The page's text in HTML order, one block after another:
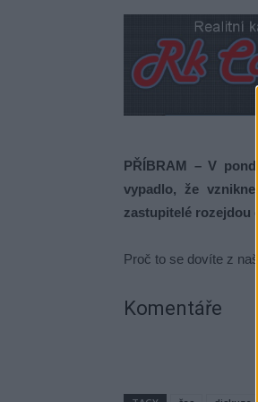
PŘÍBRAM – V
vypadlo, že
zastupitelé rozejdou
Proč to se dovíte z
Komentáře